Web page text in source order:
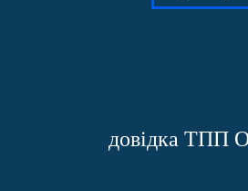
довідка ТПП